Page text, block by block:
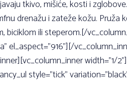
tkivo, mišiće, kosti i
drenažu i zateže kožu. Pruža
biciklom ili steperom.[/
width=”1/
style=”tick”